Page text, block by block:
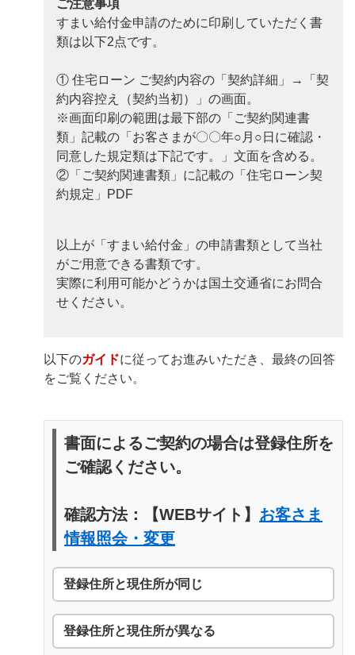
ご注意事項
すまい給付金申請のために印刷していただく書
類は以下2点です。
① 住宅ローン ご契約内容の「契約詳細」→「契
約内容控え（契約当初）」の画面。
※画面印刷の範囲は最下部の「ご契約関連書
類」記載の「お客さまが〇〇年○月○日に確認・
同意した規定類は下記です。」文面を含める。
②「ご契約関連書類」に記載の「住宅ローン契
約規定」PDF
以上が「すまい給付金」の申請書類として当社
がご用意できる書類です。
実際に利用可能かどうかは国土交通省にお問合
せください。
以下のガイドに従ってお進みいただき、最終の回答
をご覧ください。
書面によるご契約の場合は登録住所を
ご確認ください。
確認方法：【WEBサイト】 お客さま
情報照会・変更
登録住所と現住所が同じ
登録住所と現住所が異なる